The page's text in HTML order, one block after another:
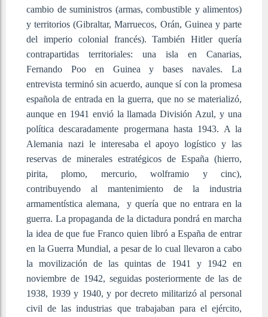
cambio de suministros (armas, combustible y alimentos)
y territorios (Gibraltar, Marruecos, Orán, Guinea y parte
del imperio colonial francés). También Hitler quería
contrapartidas territoriales: una isla en Canarias,
Fernando Poo en Guinea y bases navales. La
entrevista terminó sin acuerdo, aunque sí con la promesa
española de entrada en la guerra, que no se materializó,
aunque en 1941 envió la llamada División Azul, y una
política descaradamente progermana hasta 1943. A la
Alemania nazi le interesaba el apoyo logístico y las
reservas de minerales estratégicos de España (hierro,
pirita, plomo, mercurio, wolframio y cinc),
contribuyendo al mantenimiento de la industria
armamentística alemana, y quería que no entrara en la
guerra. La propaganda de la dictadura pondrá en marcha
la idea de que fue Franco quien libró a España de entrar
en la Guerra Mundial, a pesar de lo cual llevaron a cabo
la movilización de las quintas de 1941 y 1942 en
noviembre de 1942, seguidas posteriormente de las de
1938, 1939 y 1940, y por decreto militarizó al personal
civil de las industrias que trabajaban para el ejército,